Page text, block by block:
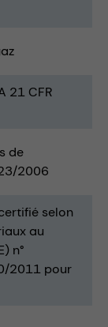
21 CFR
de
2006
selon
au
n°
2011 pour